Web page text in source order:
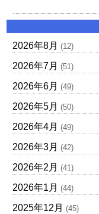
2026年8月 (12)
2026年7月 (51)
2026年6月 (49)
2026年5月 (50)
2026年4月 (49)
2026年3月 (42)
2026年2月 (41)
2026年1月 (44)
2025年12月 (45)